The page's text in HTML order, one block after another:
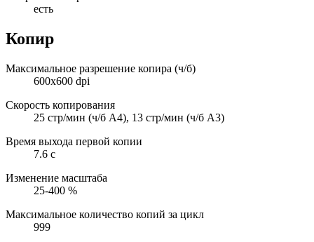
есть
Копир
Максимальное разрешение копира (ч/б)
600x600 dpi
Скорость копирования
25 стр/мин (ч/б А4), 13 стр/мин (ч/б А3)
Время выхода первой копии
7.6 с
Изменение масштаба
25-400 %
Максимальное количество копий за цикл
999